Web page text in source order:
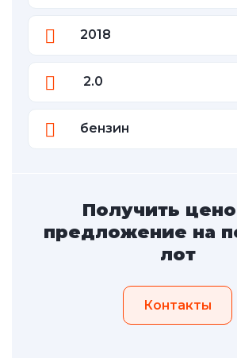
2018
2.0
бензин
Получить
предложение на
лот
Контакты